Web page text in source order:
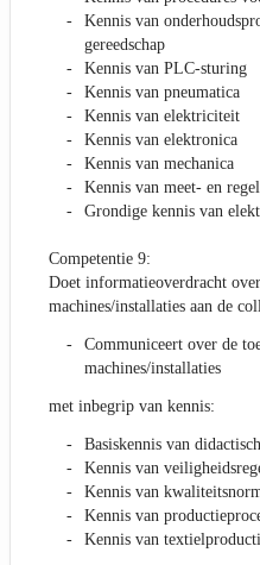
Kennis van
gereedschap
Kennis van PLC-sturing
Kennis van pneumatica
Kennis van elektriciteit
Kennis van elektronica
Kennis van mechanica
Kennis van meet- en
Grondige kennis van
Competentie 9:
Doet informatieoverdracht
machines/installaties aan de
Communiceert over de
machines/installaties
met inbegrip van kennis:
Basiskennis van
Kennis van
Kennis van
Kennis van
Kennis van